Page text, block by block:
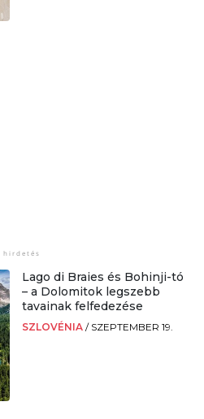
Lago di Braies és Bohinji-tó
– a Dolomitok legszebb
tavainak felfedezése
SZLOVÉNIA / SZEPTEMBER 19.